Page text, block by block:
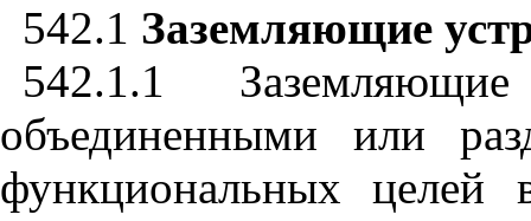
542.1 Заземляющие
542.1.1
объединенными или
функциональных целей